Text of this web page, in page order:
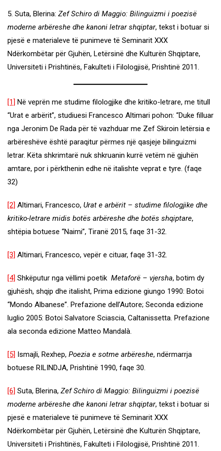
5. Suta, Blerina: Zef Schiro di Maggio: Bilinguizmi i poezisë
moderne arbëreshe dhe kanoni letrar shqiptar, tekst i botuar si
pjesë e materialeve të punimeve të Seminarit XXX
Ndërkombëtar për Gjuhën, Letërsinë dhe Kulturën Shqiptare,
Universiteti i Prishtinës, Fakulteti i Filologjisë, Prishtinë 2011.
[1] Në veprën me studime filologjike dhe kritiko-letrare, me titull
“Urat e arbërit”, studiuesi Francesco Altimari pohon: “Duke filluar
nga Jeronim De Rada për të vazhduar me Zef Skiroin letërsia e
arbëreshëve është paraqitur përmes një qasjeje bilinguizmi
letrar. Këta shkrimtarë nuk shkruanin kurrë vetëm në gjuhën
amtare, por i përkthenin edhe në italishte veprat e tyre. (faqe
32)
[2] Altimari, Francesco, Urat e arbërit – studime filologjike dhe
kritiko-letrare midis botës arbëreshe dhe botës shqiptare,
shtëpia botuese “Naimi”, Tiranë 2015, faqe 31-32.
[3] Altimari, Francesco, vepër e cituar, faqe 31-32.
[4] Shkëputur nga vëllimi poetik Metaforë – vjersha, botim dy
gjuhësh, shqip dhe italisht, Prima edizione giungo 1990: Botoi
“Mondo Albanese”. Prefazione dell’Autore; Seconda edizione
luglio 2005: Botoi Salvatore Sciascia, Caltanissetta. Prefazione
ala seconda edizione Matteo Mandalà.
[5] Ismajli, Rexhep, Poezia e sotme arbëreshe, ndërmarrja
botuese RILINDJA, Prishtinë 1990, faqe 30.
[6] Suta, Blerina, Zef Schiro di Maggio: Bilinguizmi i poezisë
moderne arbëreshe dhe kanoni letrar shqiptar, tekst i botuar si
pjesë e materialeve të punimeve të Seminarit XXX
Ndërkombëtar për Gjuhën, Letërsinë dhe Kulturën Shqiptare,
Universiteti i Prishtinës, Fakulteti i Filologjisë, Prishtinë 2011.